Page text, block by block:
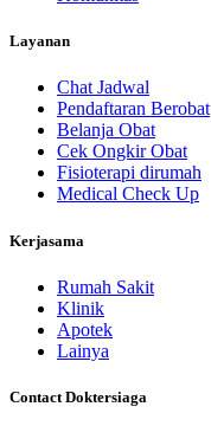
Layanan
Chat Jadwal
Pendaftaran Berobat
Belanja Obat
Cek Ongkir Obat
Fisioterapi dirumah
Medical Check Up
Kerjasama
Rumah Sakit
Klinik
Apotek
Lainya
Contact Doktersiaga